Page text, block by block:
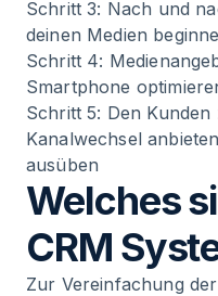
Schritt 3: Nach und
deinen Medien
Schritt 4:
Smartphone
Schritt 5: Den
Kanalwechsel
ausüben
Welches
CRM
Zur Vereinfachung